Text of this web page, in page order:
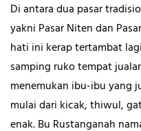
Di antara dua pasar
yakni Pasar Niten dan
hati ini kerap tertambat
samping ruko tempat
menemukan ibu-ibu yang
mulai dari kicak, thiwul,
enak. Bu Rustanganah